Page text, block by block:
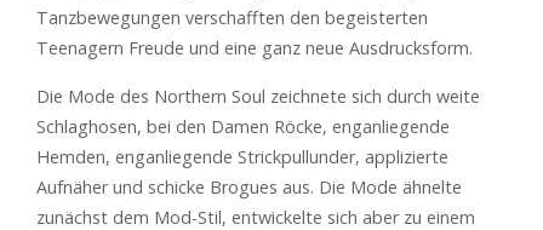
Tanzbewegungen verschafften den begeisterten
Teenagern Freude und eine ganz neue Ausdrucksform.
Die Mode des Northern Soul zeichnete sich durch weite
Schlaghosen, bei den Damen Röcke, enganliegende
Hemden, enganliegende Strickpullunder, applizierte
Aufnäher und schicke Brogues aus. Die Mode ähnelte
zunächst dem Mod-Stil, entwickelte sich aber zu einem